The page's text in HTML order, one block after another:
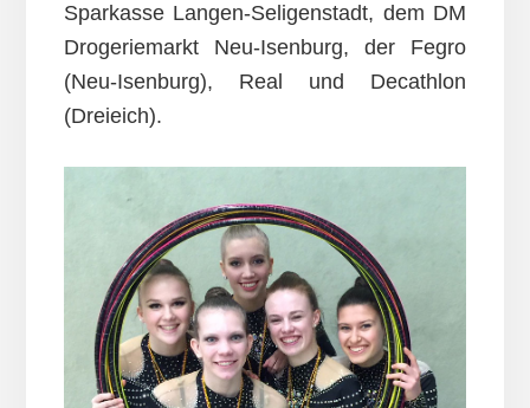
Sparkasse Langen-Seligenstadt, dem DM
Drogeriemarkt Neu-Isenburg, der Fegro
(Neu-Isenburg), Real und Decathlon
(Dreieich).